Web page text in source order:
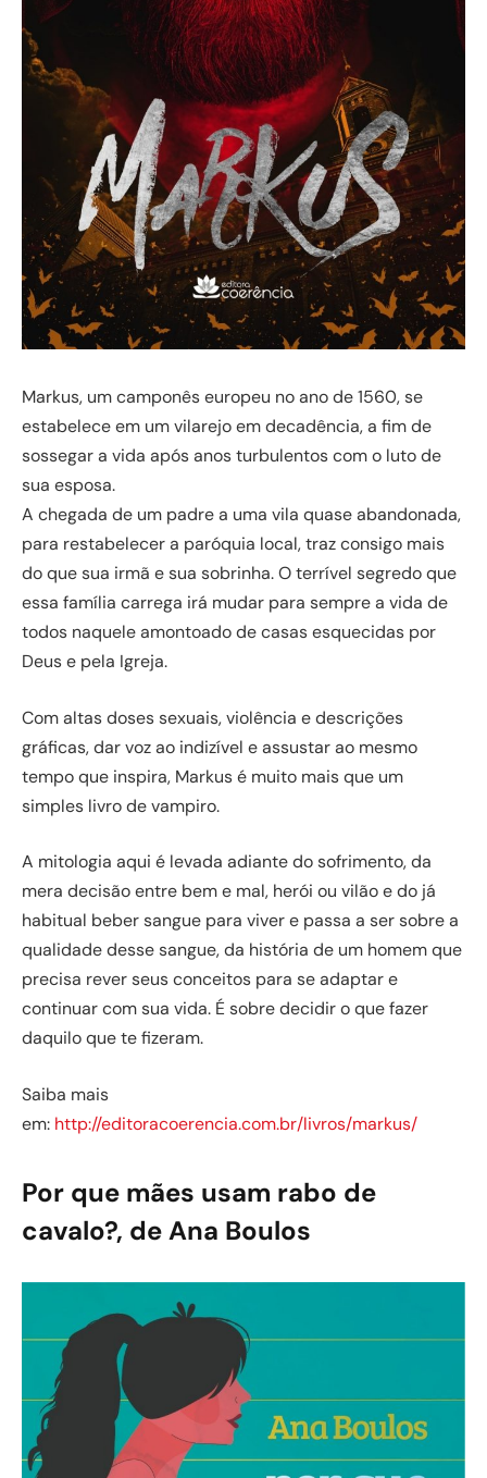
Markus, um camponês europeu no ano de 1560, se
estabelece em um vilarejo em decadência, a fim de
sossegar a vida após anos turbulentos com o luto de
sua esposa.
A chegada de um padre a uma vila quase abandonada,
para restabelecer a paróquia local, traz consigo mais
do que sua irmã e sua sobrinha. O terrível segredo que
essa família carrega irá mudar para sempre a vida de
todos naquele amontoado de casas esquecidas por
Deus e pela Igreja.
Com altas doses sexuais, violência e descrições
gráficas, dar voz ao indizível e assustar ao mesmo
tempo que inspira, Markus é muito mais que um
simples livro de vampiro.
A mitologia aqui é levada adiante do sofrimento, da
mera decisão entre bem e mal, herói ou vilão e do já
habitual beber sangue para viver e passa a ser sobre a
qualidade desse sangue, da história de um homem que
precisa rever seus conceitos para se adaptar e
continuar com sua vida. É sobre decidir o que fazer
daquilo que te fizeram.
Saiba mais
em: http://editoracoerencia.com.br/livros/markus/
Por que mães usam rabo de
cavalo?, de Ana Boulos